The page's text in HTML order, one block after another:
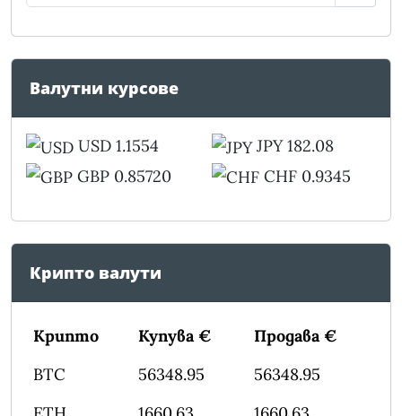
Валутни курсове
USD 1.1554
GBP 0.85720
JPY 182.08
CHF 0.9345
Крипто валути
Крипто Купува €
Продава €
BTC
56348.95
56348.95